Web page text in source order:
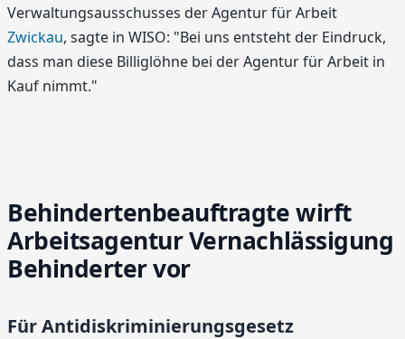
Verwaltungsausschusses der Agentur für Arbeit
Zwickau, sagte in WISO: "Bei uns entsteht der Eindruck,
dass man diese Billiglöhne bei der Agentur für Arbeit in
Kauf nimmt."
Behindertenbeauftragte wirft
Arbeitsagentur Vernachlässigung
Behinderter vor
Für Antidiskriminierungsgesetz